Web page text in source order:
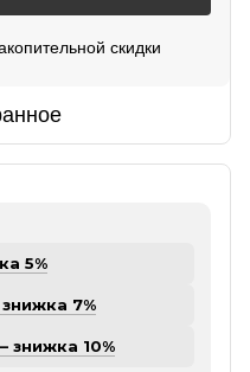
скидки
5%
7%
10%